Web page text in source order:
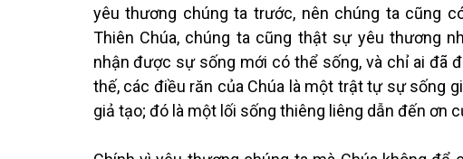
yêu thương chúng ta trước, nên chúng ta cũng
Thiên Chúa, chúng ta cũng thật sự yêu thương
nhận được sự sống mới có thể sống, và chỉ ai đã
thế, các điều răn của Chúa là một trật tự sự sống
giả tạo; đó là một lối sống thiêng liêng dẫn đến ơn